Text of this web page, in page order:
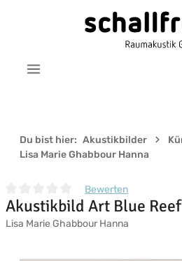
Zum Hauptinhalt springen
Du bist hier: Akustikbilder
Lisa Marie Ghabbour Hanna
Durchschnittliche Bewertung von 0 von
Bewerten
Akustikbild Art Blue Reef
Lisa Marie Ghabbour Hanna